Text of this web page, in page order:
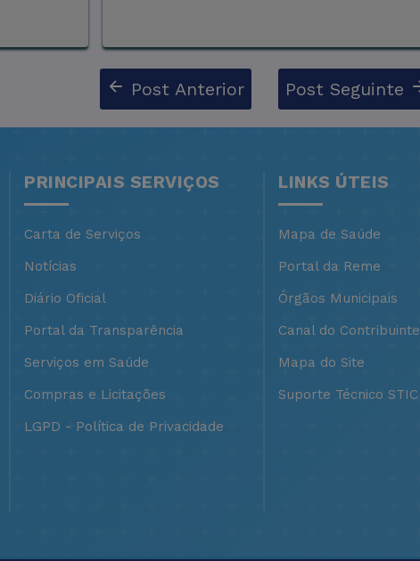
Post Anterior Post Seguinte
PRINCIPAIS SERVIÇOS
Carta de Serviços
Notícias
Diário Oficial
Portal da Transparência
Serviços em Saúde
Compras e Licitações
LGPD - Política de Privacidade
LINKS ÚTEIS
Mapa de Saúde
Portal da Reme
Órgãos Municipais
Canal do Contribuinte
Mapa do Site
Suporte Técnico STIC